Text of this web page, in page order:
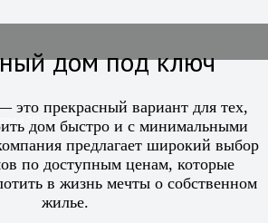
и ЛО
дом под ключ
прекрасный вариант для тех,
дом быстро и с минимальными
предлагает широкий выбор
по доступным ценам, которые
в жизнь мечты о собственном
жилье.